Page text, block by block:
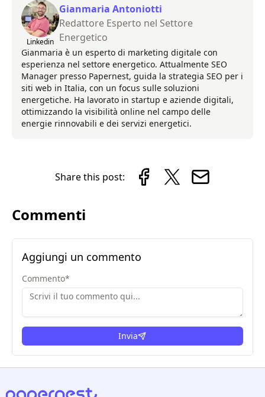
Linkedin
Gianmaria Antoniotti
Redattore Esperto nel Settore
Energetico
Gianmaria è un esperto di marketing digitale con
esperienza nel settore energetico. Attualmente SEO
Manager presso Papernest, guida la strategia SEO per i
siti web in Italia, con un focus sulle soluzioni
energetiche. Ha lavorato in startup e aziende digitali,
ottimizzando la visibilità online nel campo delle
energie rinnovabili e dei servizi energetici.
Share this post:
Commenti
Aggiungi un commento
Commento*
Invia